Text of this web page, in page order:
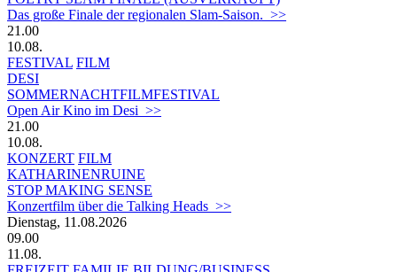
Das große Finale der regionalen Slam-Saison. >>
21.00
10.08.
FESTIVAL FILM
DESI
SOMMERNACHTFILMFESTIVAL
Open Air Kino im Desi >>
21.00
10.08.
KONZERT FILM
KATHARINENRUINE
STOP MAKING SENSE
Konzertfilm über die Talking Heads >>
Dienstag, 11.08.2026
09.00
11.08.